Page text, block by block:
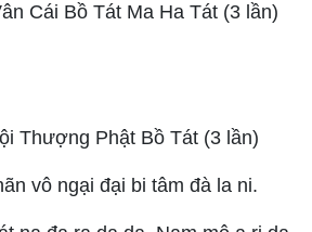
Cái Bồ Tát Ma Ha Tát (3 lần)
Thượng Phật Bồ Tát (3 lần)
vô ngại đại bi tâm đà la ni.